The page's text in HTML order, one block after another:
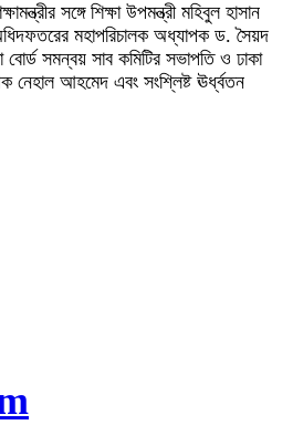
সঙ্গে শিক্ষা উপমন্ত্রী মহিবুল হাসান
মহাপরিচালক অধ্যাপক ড. সৈয়দ
সমন্বয় সাব কমিটির সভাপতি ও ঢাকা
নেহাল আহমেদ এবং সংশ্লিষ্ট ঊর্ধ্বতন